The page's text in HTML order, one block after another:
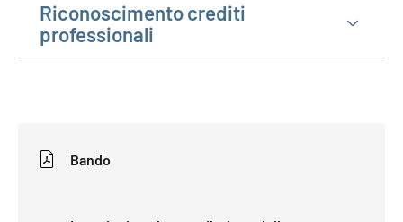
Riconoscimento crediti
professionali
Bando